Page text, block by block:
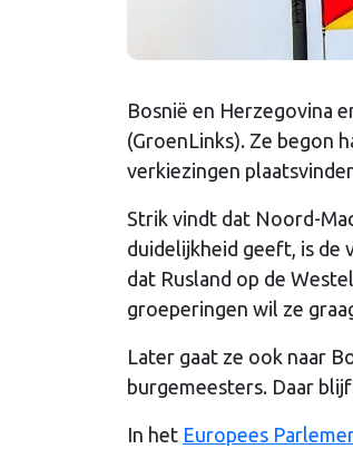
Bosnië en Herzegovina
(GroenLinks). Ze begon
verkiezingen
Strik vindt dat Noord-
duidelijkheid geeft, is de
dat Rusland op de
groeperingen wil ze
Later gaat ze ook naar
burgemeesters. Daar
In het Europees